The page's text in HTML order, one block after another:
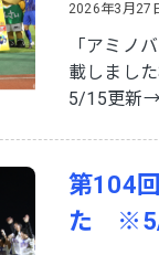
2026年3月27
「アミノ
載しまし
5/15更新
第104
た ※5/